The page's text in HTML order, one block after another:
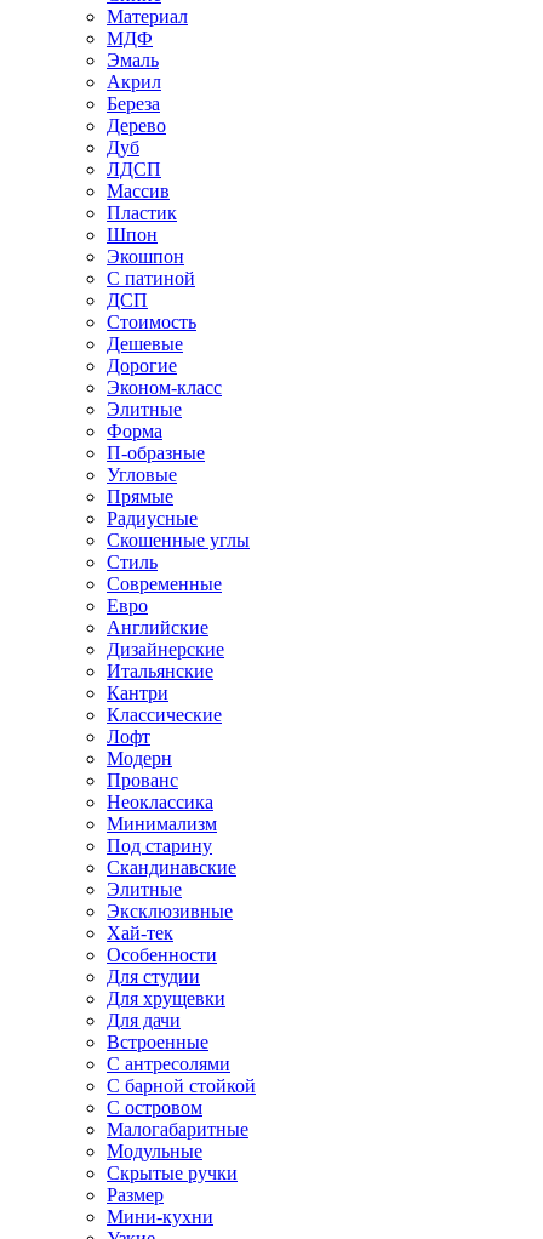
Материал
МДФ
Эмаль
Акрил
Береза
Дерево
Дуб
ЛДСП
Массив
Пластик
Шпон
Экошпон
С патиной
ДСП
Стоимость
Дешевые
Дорогие
Эконом-класс
Элитные
Форма
П-образные
Угловые
Прямые
Радиусные
Скошенные углы
Стиль
Современные
Евро
Английские
Дизайнерские
Итальянские
Кантри
Классические
Лофт
Модерн
Прованс
Неоклассика
Минимализм
Под старину
Скандинавские
Элитные
Эксклюзивные
Хай-тек
Особенности
Для студии
Для хрущевки
Для дачи
Встроенные
С антресолями
С барной стойкой
С островом
Малогабаритные
Модульные
Скрытые ручки
Размер
Мини-кухни